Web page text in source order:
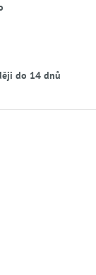
do 14 dnů